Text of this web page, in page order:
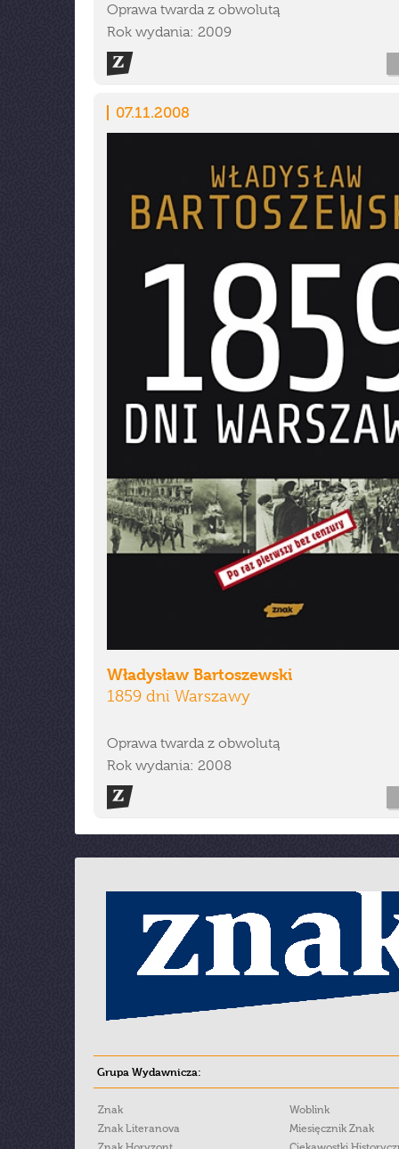
Oprawa twarda z obwolutą
Rok wydania: 2009
07.11.2008
Władysław Bartoszewski
1859 dni Warszawy
Oprawa twarda z obwolutą
Rok wydania: 2008
Grupa Wydawnicza:
Znak
Znak Literanova
Woblink
Miesięcznik Znak